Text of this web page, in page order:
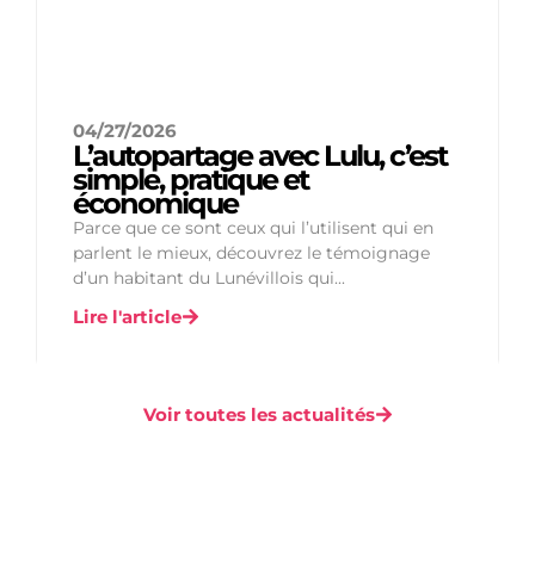
04/27/2026
L’autopartage avec Lulu, c’est
simple, pratique et
économique
Parce que ce sont ceux qui l’utilisent qui en
parlent le mieux, découvrez le témoignage
d’un habitant du Lunévillois qui...
Lire l'article
Voir toutes les actualités